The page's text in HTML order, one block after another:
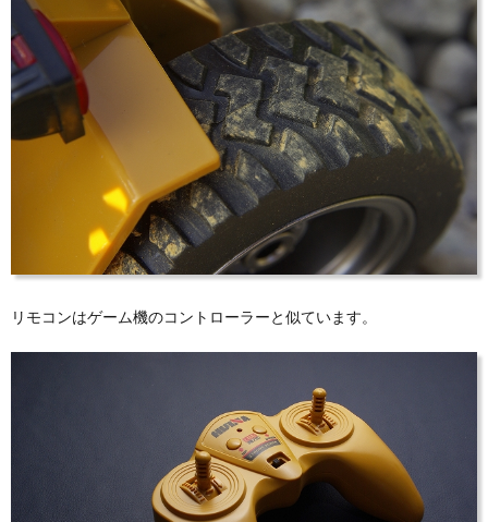
リモコンはゲーム機のコントローラーと似ています。